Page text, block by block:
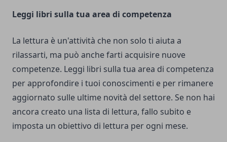
Leggi libri sulla tua area di competenza
La lettura è un'attività che non solo ti aiuta a
rilassarti, ma può anche farti acquisire nuove
competenze. Leggi libri sulla tua area di competenza
per approfondire i tuoi conoscimenti e per rimanere
aggiornato sulle ultime novità del settore. Se non hai
ancora creato una lista di lettura, fallo subito e
imposta un obiettivo di lettura per ogni mese.